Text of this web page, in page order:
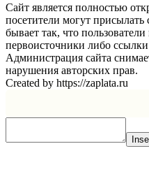
Сайт является полностью
посетители могут
бывает так, что
первоисточники либо
Администрация сайта
нарушения авторских прав.
Created by https://zaplata.ru